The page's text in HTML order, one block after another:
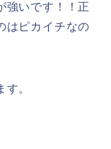
強いです！！正
はピカイチなの
。